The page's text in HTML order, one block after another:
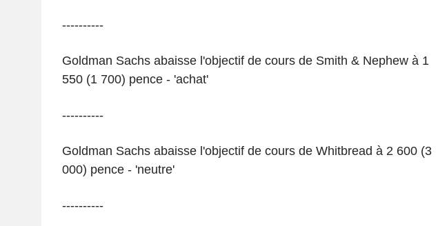
----------
Goldman Sachs abaisse l'objectif de cours de Smith & Nephew à 1
550 (1 700) pence - 'achat'
----------
Goldman Sachs abaisse l'objectif de cours de Whitbread à 2 600 (3
000) pence - 'neutre'
----------